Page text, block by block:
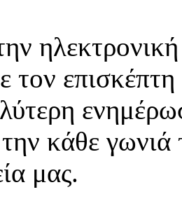
ηλεκτρονική
τον
την κάθε
μας.